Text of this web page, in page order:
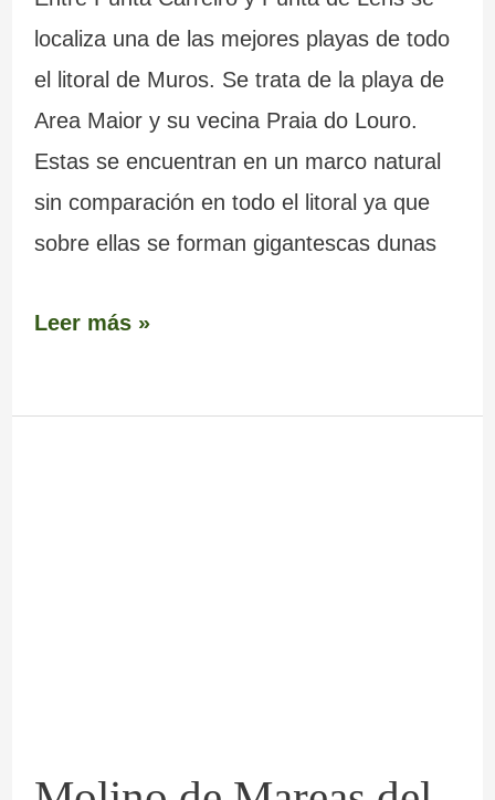
localiza una de las mejores playas de todo
el litoral de Muros. Se trata de la playa de
Area Maior y su vecina Praia do Louro.
Estas se encuentran en un marco natural
sin comparación en todo el litoral ya que
sobre ellas se forman gigantescas dunas
Leer más »